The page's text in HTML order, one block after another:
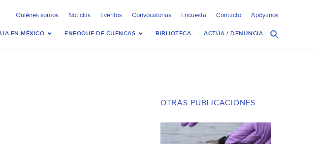
Quiénes somos Noticias Eventos Convocatorias Encuesta Contacto Apóyanos
EN MÉXICO ENFOQUE DE CUENCAS BIBLIOTECA ACTÚA / DENUNCIA
OTRAS PUBLICACIONES